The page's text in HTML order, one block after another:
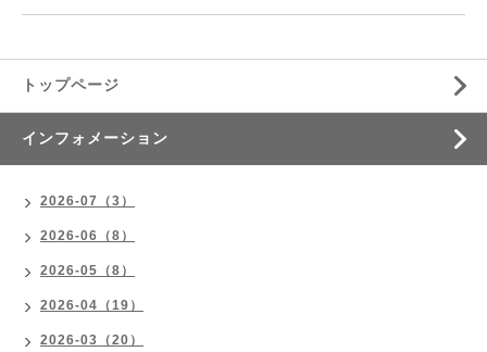
トップページ
インフォメーション
2026-07（3）
2026-06（8）
2026-05（8）
2026-04（19）
2026-03（20）